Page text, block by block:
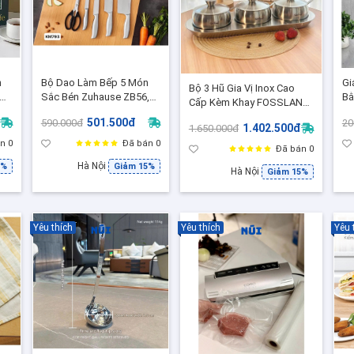
0
Bộ Dao Làm Bếp 5 Món
Sắc Bén Zuhause ZB56,
chuẩn châu Âu.
590.000đ 501.500đ
Đã bán 0
Hà Nội Giảm 15%
Bộ 3 Hũ Gia Vị Inox Cao
Cấp Kèm Khay FOSSLANG
Muỗng Riêng, Chống Gỉ,
Bền Đẹp
1.650.000đ 1.402.500đ
Đã bán 0
Hà Nội Giảm 15%
Yêu thích Yêu thích Yêu